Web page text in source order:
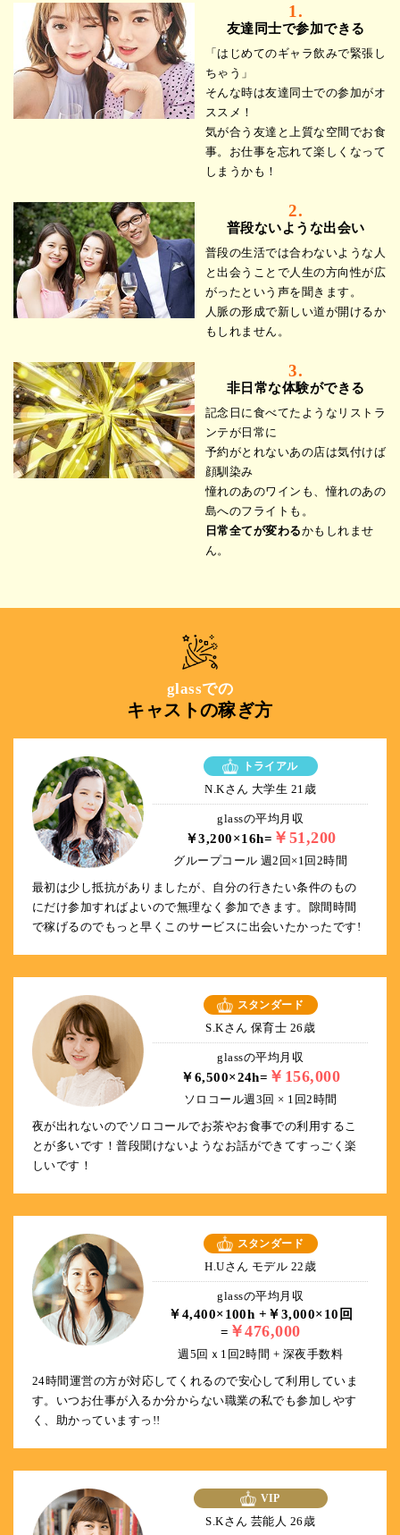
1.
友達同士で参加できる
「はじめてのギャラ飲みで緊張し
ちゃう」
そんな時は友達同士での参加がオ
ススメ！
気が合う友達と上質な空間でお食
事。お仕事を忘れて楽しくなって
しまうかも！
2.
普段ないような出会い
普段の生活では合わないような人
と出会うことで人生の方向性が広
がったという声を聞きます。
人脈の形成で新しい道が開けるか
もしれません。
3.
非日常な体験ができる
記念日に食べてたようなリストラ
ンテが日常に
予約がとれないあの店は気付けば
顔馴染み
憧れのあのワインも、憧れのあの
島へのフライトも。
日常全てが変わるかもしれませ
ん。
glassでの
キャストの稼ぎ方
トライアル
N.Kさん 大学生 21歳
glassの平均月収
￥3,200×16h= ￥51,200
グループコール 週2回×1回2時間
最初は少し抵抗がありましたが、自分の行きたい条件のもの
にだけ参加すればよいので無理なく参加できます。隙間時間
で稼げるのでもっと早くこのサービスに出会いたかったです!
スタンダード
S.Kさん 保育士 26歳
glassの平均月収
￥6,500×24h= ￥156,000
ソロコール週3回 × 1回2時間
夜が出れないのでソロコールでお茶やお食事での利用するこ
とが多いです！普段聞けないようなお話ができてすっごく楽
しいです！
スタンダード
H.Uさん モデル 22歳
glassの平均月収
￥4,400×100h +￥3,000×10回
= ￥476,000
週5回ｘ1回2時間 + 深夜手数料
24時間運営の方が対応してくれるので安心して利用していま
す。いつお仕事が入るか分からない職業の私でも参加しやす
く、助かっていますっ!!
VIP
S.Kさん 芸能人 26歳